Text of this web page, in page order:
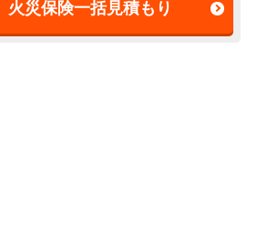
火災保険一括見積もり